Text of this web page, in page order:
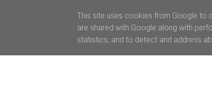
This site uses cookies from Google to
are shared with Google along with
statistics, and to detect and address